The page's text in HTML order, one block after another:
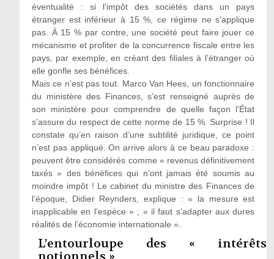
éventualité : si l’impôt des sociétés dans un pays
étranger est inférieur à 15 %, ce régime ne s’applique
pas. À 15 % par contre, une société peut faire jouer ce
mécanisme et profiter de la concurrence fiscale entre les
pays, par exemple, en créant des filiales à l’étranger où
elle gonfle ses bénéfices.
Mais ce n’est pas tout. Marco Van Hees, un fonctionnaire
du ministère des Finances, s’est renseigné auprès de
son ministère pour comprendre de quelle façon l’État
s’assure du respect de cette norme de 15 %. Surprise ! Il
constate qu’en raison d’une subtilité juridique, ce point
n’est pas appliqué. On arrive alors à ce beau paradoxe :
peuvent être considérés comme « revenus définitivement
taxés » des bénéfices qui n’ont jamais été soumis au
moindre impôt ! Le cabinet du ministre des Finances de
l’époque, Didier Reynders, explique : « la mesure est
inapplicable en l’espèce » ; « il faut s’adapter aux dures
réalités de l’économie internationale ».
L’entourloupe des « intérêts